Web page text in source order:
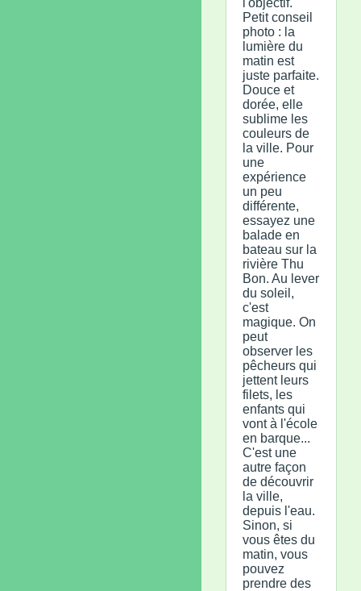
Petit conseil
photo : la
lumière du
matin est
juste parfaite.
Douce et
dorée, elle
sublime les
couleurs de
la ville. Pour
une
expérience
un peu
différente,
essayez une
balade en
bateau sur la
rivière Thu
Bon. Au lever
du soleil,
c'est
magique. On
peut
observer les
pêcheurs qui
jettent leurs
filets, les
enfants qui
vont à l'école
en barque...
C'est une
autre façon
de découvrir
la ville,
depuis l'eau.
Sinon, si
vous êtes du
matin, vous
pouvez
prendre des